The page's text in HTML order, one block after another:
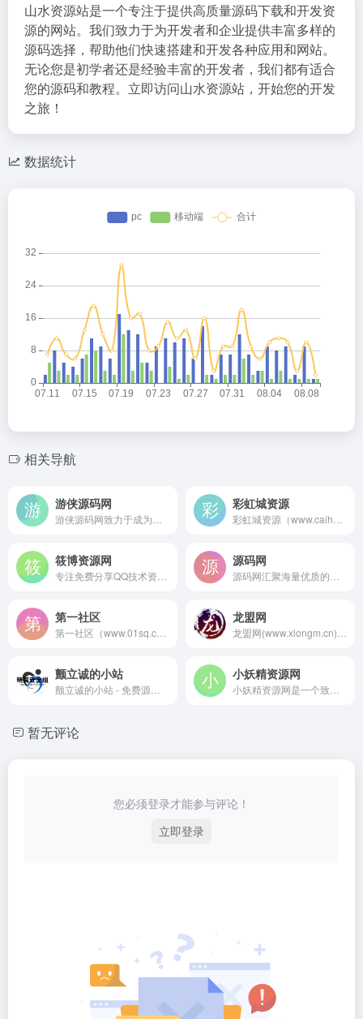
山水资源站是一个专注于提供高质量源码下载和开发资
源的网站。我们致力于为开发者和企业提供丰富多样的
源码选择，帮助他们快速搭建和开发各种应用和网站。
无论您是初学者还是经验丰富的开发者，我们都有适合
您的源码和教程。立即访问山水资源站，开始您的开发
之旅！
数据统计
相关导航
游侠源码网 彩虹城资源
筱博资源网 源码网
第一社区 龙盟网
颤立诚的小站 小妖精资源网
暂无评论
您必须登录才能参与评论！
立即登录